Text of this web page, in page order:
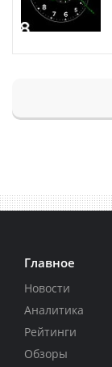
Главное
Новости
Аналитика
Рейтинги
Обзоры